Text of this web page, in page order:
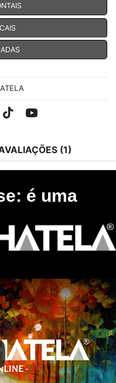
Tik-Youtube
(1)
é uma